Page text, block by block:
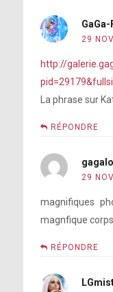
29
http://
La phrase sur
RÉPONDRE
29
magnifiques
magnfique
RÉPONDRE